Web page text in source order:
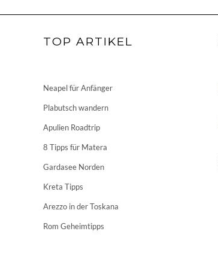
TOP ARTIKEL
Neapel für Anfänger
Plabutsch wandern
Apulien Roadtrip
8 Tipps für Matera
Gardasee Norden
Kreta Tipps
Arezzo in der Toskana
Rom Geheimtipps